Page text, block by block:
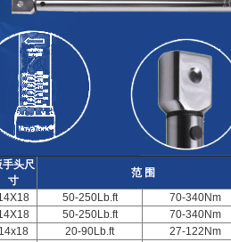
手头尺
寸
范 围
50-250Lb.ft 70-340Nm
50-250Lb.ft 70-340Nm
14x18 20-90Lb.ft
27-122Nm